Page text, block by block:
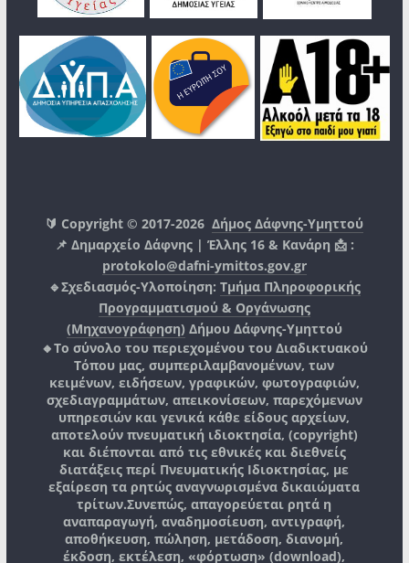
🔰 Copyright © 2017-2026Δήμος Δάφνης-Υμηττού
📌 Δημαρχείο Δάφνης | Έλλης 16 & Κανάρη 📩 :
protokolo@dafni-ymittos.gov.gr
🔹Σχεδιασμός-Υλοποίηση: Τμήμα Πληροφορικής
Προγραμματισμού & Οργάνωσης
(Μηχανογράφηση) Δήμου Δάφνης-Υμηττού
🔸Το σύνολο του περιεχομένου του Διαδικτυακού
Τόπου μας, συμπεριλαμβανομένων, των
κειμένων, ειδήσεων, γραφικών, φωτογραφιών,
σχεδιαγραμμάτων, απεικονίσεων, παρεχόμενων
υπηρεσιών και γενικά κάθε είδους αρχείων,
αποτελούν πνευματική ιδιοκτησία, (copyright)
και διέπονται από τις εθνικές και διεθνείς
διατάξεις περί Πνευματικής Ιδιοκτησίας, με
εξαίρεση τα ρητώς αναγνωρισμένα δικαιώματα
τρίτων.Συνεπώς, απαγορεύεται ρητά η
αναπαραγωγή, αναδημοσίευση, αντιγραφή,
αποθήκευση, πώληση, μετάδοση, διανομή,
έκδοση, εκτέλεση, «φόρτωση» (download),